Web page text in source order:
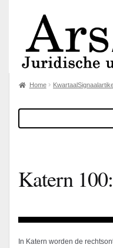
Home
Katern
In Katern worden de